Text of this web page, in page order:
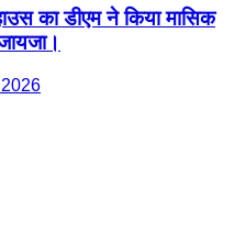
का डीएम ने किया मासिक